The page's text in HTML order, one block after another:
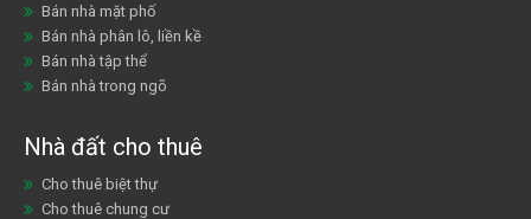
Bán nhà mặt phố
Bán nhà phân lô, liền kề
Bán nhà tập thể
Bán nhà trong ngõ
Nhà đất cho thuê
Cho thuê biệt thự
Cho thuê chung cư